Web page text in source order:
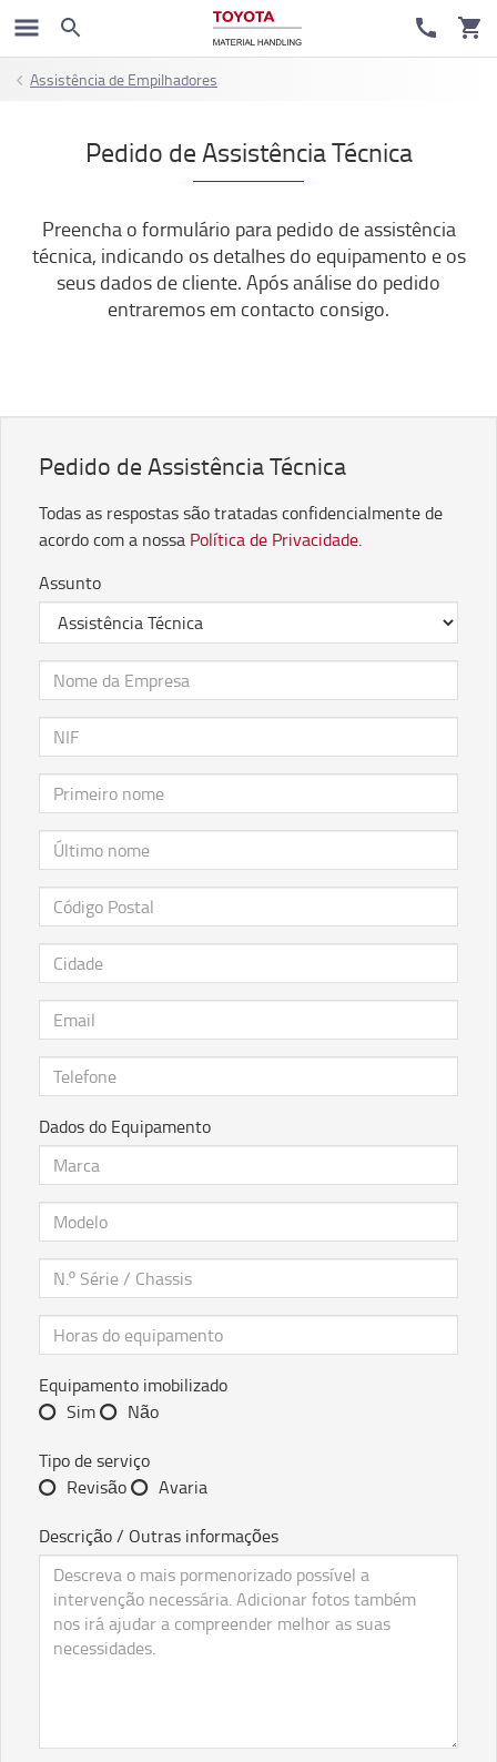
Assistência de Empilhadores
Pedido de Assistência Técnica
Preencha o formulário para pedido de assistência
técnica, indicando os detalhes do equipamento e os
seus dados de cliente. Após análise do pedido
entraremos em contacto consigo.
Pedido de Assistência Técnica
Todas as respostas são tratadas confidencialmente de
acordo com a nossa Política de Privacidade.
Assunto
Dados do Equipamento
Equipamento imobilizado
Sim
Não
Tipo de serviço
Revisão
Avaria
Descrição / Outras informações